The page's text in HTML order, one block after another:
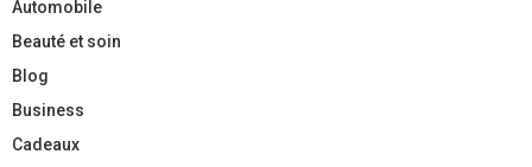
Automobile
Beauté et soin
Blog
Business
Cadeaux